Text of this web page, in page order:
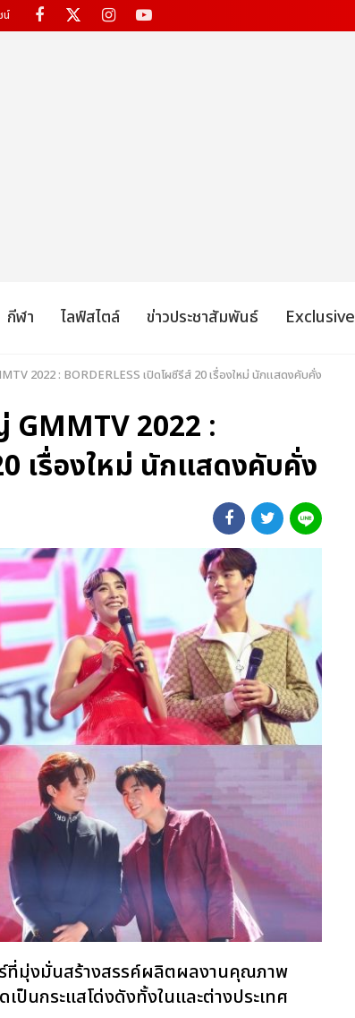
น์
กีฬา ไลฟ์สไตล์ ข่าวประชาสัมพันธ์ Exclusive
2022 : BORDERLESS เปิดโผซีรีส์ 20 เรื่องใหม่ นักแสดงคับคั่ง
GMMTV 2022 :
เรื่องใหม่ นักแสดงคับคั่ง
ร์ที่มุ่งมั่นสร้างสรรค์ผลิตผลงานคุณภาพ
ป็นกระแสโด่งดังทั้งในและต่างประเทศ